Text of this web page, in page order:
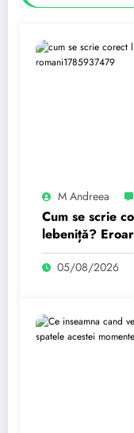
M Andreea
Cum se scrie
lebeniță?
români
05/08/2026